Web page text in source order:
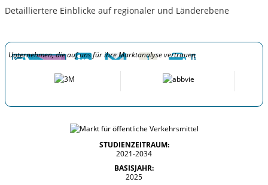
Detailliertere Einblicke auf regionaler und Länderebene
Unternehmen, die auf uns für ihre Marktanalyse vertrauen
STUDIENZEITRAUM:
2021-2034
BASISJAHR:
2025